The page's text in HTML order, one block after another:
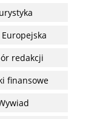
redakcji
finansowe